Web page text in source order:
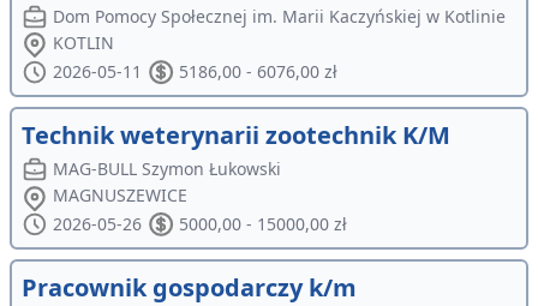
Dom Pomocy Społecznej im. Marii Kaczyńskiej w Kotlinie
KOTLIN
2026-05-11
5186,00 - 6076,00 zł
Technik weterynarii zootechnik K/M
MAG-BULL Szymon Łukowski
MAGNUSZEWICE
2026-05-26
5000,00 - 15000,00 zł
Pracownik gospodarczy k/m